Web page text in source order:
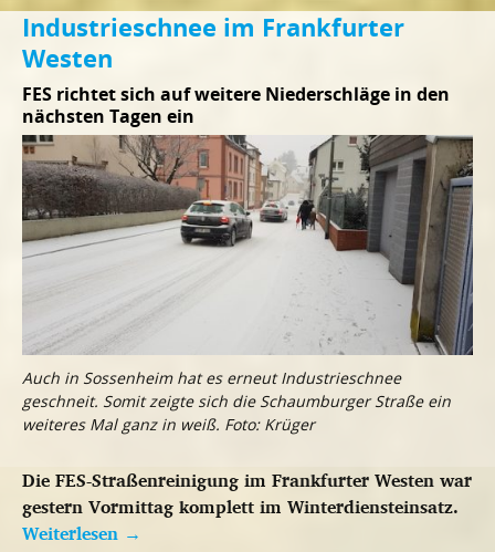
Industrieschnee im Frankfurter
Westen
FES richtet sich auf weitere Niederschläge in den
nächsten Tagen ein
Auch in Sossenheim hat es erneut Industrieschnee
geschneit. Somit zeigte sich die Schaumburger Straße ein
weiteres Mal ganz in weiß. Foto: Krüger
Die FES-Straßenreinigung im Frankfurter Westen war
gestern Vormittag komplett im Winterdiensteinsatz.
Weiterlesen →